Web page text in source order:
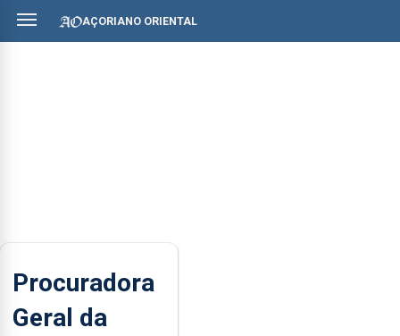
AÇORIANO ORIENTAL
Procuradora
Geral da